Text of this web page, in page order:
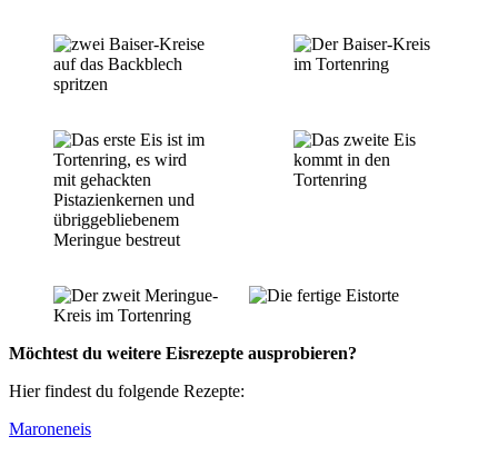
Möchtest du weitere Eisrezepte ausprobieren?
Hier findest du folgende Rezepte:
Maroneneis